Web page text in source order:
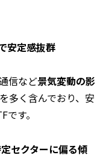
安定感抜群
信など景気変動の影
を多く含んでおり、安
す。
セクターに偏る傾